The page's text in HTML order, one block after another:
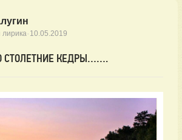
· 10.05.2019
СТОЛЕТНИЕ КЕДРЫ…….